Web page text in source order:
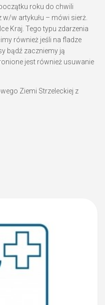
roku do chwili
w artykułu – mówi sierż.
Kraj. Tego typu zdarzenia
również jeśli na fladze
bądź zaczniemy ją
jest również usuwanie
Ziemi Strzeleckiej z